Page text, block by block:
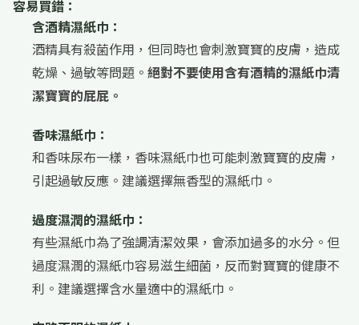
容易買錯：
含酒精濕紙巾：
酒精具有殺菌作用，但同時也會刺激寶寶的皮膚，造成
乾燥、過敏等問題。 絕對不要使用含有酒精的濕紙巾清
潔寶寶的屁屁。
香味濕紙巾：
和香味尿布一樣，香味濕紙巾也可能刺激寶寶的皮膚，
引起過敏反應。建議選擇無香型的濕紙巾。
過度濕潤的濕紙巾：
有些濕紙巾為了強調清潔效果，會添加過多的水分。但
過度濕潤的濕紙巾容易滋生細菌，反而對寶寶的健康不
利。建議選擇含水量適中的濕紙巾。